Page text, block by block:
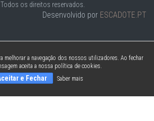
Todos os direitos reservados.
Desenvolvido por ESCADOTE.PT
melhorar a navegação dos nossos utilizadores. Ao fechar
aceita a nossa política de cookies.
e Fechar Saber mais